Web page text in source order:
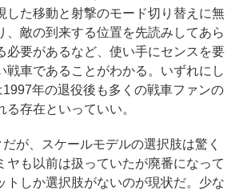
した移動と射撃のモード切り替えに無
、敵の到来する位置を先読みしてあら
必要があるなど、使い手にセンスを要
戦車であることがわかる。いずれにし
年の退役後も多くの戦車ファンの
存在といっていい。
が、スケールモデルの選択肢は驚く
ヤも以前は扱っていたが廃番になって
トしか選択肢がないのが現状だ。少な